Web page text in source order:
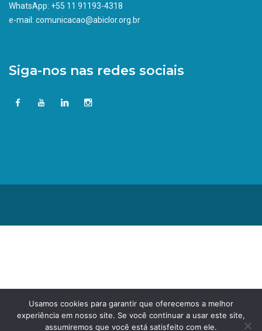
WhatsApp: +55 11 91193-4318
e-mail: comunicacao@abiclor.org.br
Siga-nos nas redes sociais
Usamos cookies para garantir que oferecemos a melhor
experiência em nosso site. Se você continuar a usar este site,
assumiremos que você está satisfeito com ele.